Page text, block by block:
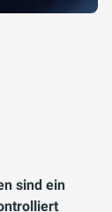
sind ein